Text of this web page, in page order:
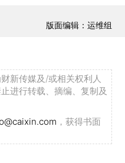
版面编辑：运维组
新传媒及/或相关权利人
进行转载、摘编、复制及
，获得书面